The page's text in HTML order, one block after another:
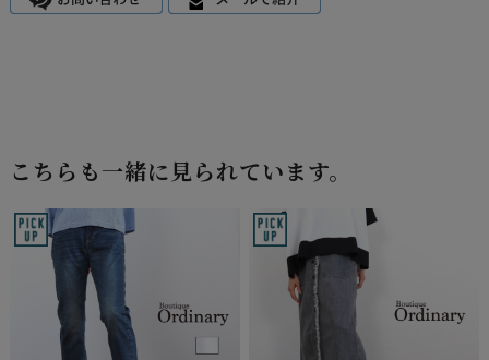
こちらも一緒に見られています。